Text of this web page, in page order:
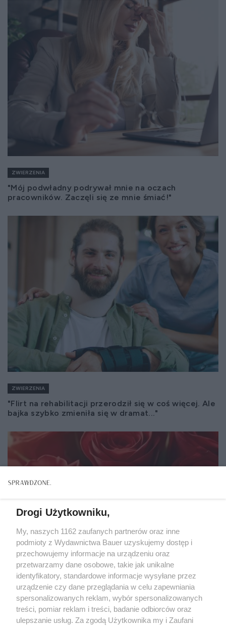
ZWIERZENIA
"Mój podwładny podrywał mnie na oczach
pracowników. Zaczęli się ze mnie śmiać!"
ZWIERZENIA
"Flirt na rehabilitacji przerodził się w coś więcej. Ale
bajka szybko zmieniła się w dramat..."
"Nigdy nie zapomniałam siedmiu czerwonych róż
Drogi Użytkowniku,
My, naszych 1162 zaufanych partnerów oraz inne
podmioty z Wydawnictwa Bauer uzyskujemy dostęp i
przechowujemy informacje na urządzeniu oraz
przetwarzamy dane osobowe, takie jak unikalne
identyfikatory, standardowe informacje wysyłane przez
urządzenie czy dane przeglądania w celu zapewniania
spersonalizowanych reklam, wybór spersonalizowanych
treści, pomiar reklam i treści, badanie odbiorców oraz
ulepszanie usług. Za zgodą Użytkownika my i Zaufani